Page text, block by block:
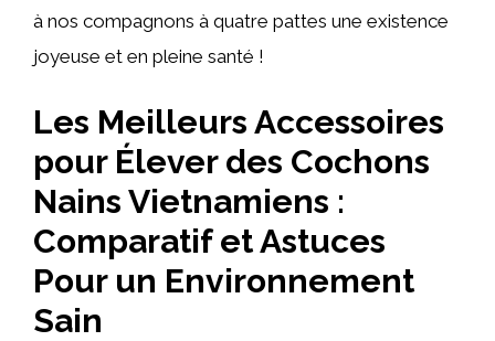
à nos compagnons à quatre pattes une existence
joyeuse et en pleine santé !
Les Meilleurs Accessoires
pour Élever des Cochons
Nains Vietnamiens :
Comparatif et Astuces
Pour un Environnement
Sain